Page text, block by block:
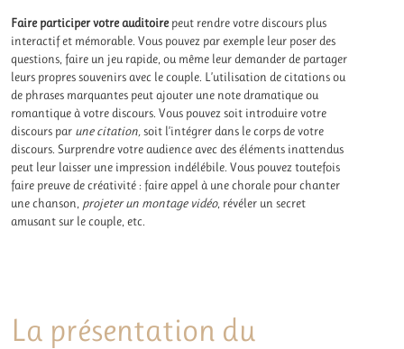
Faire participer votre auditoirepeut rendre votre discours plus
interactif et mémorable. Vous pouvez par exemple leur poser des
questions, faire un jeu rapide, ou même leur demander de partager
leurs propres souvenirs avec le couple. L’utilisation de citations ou
de phrases marquantes peut ajouter une note dramatique ou
romantique à votre discours. Vous pouvez soit introduire votre
discours par une citation, soit l’intégrer dans le corps de votre
discours. Surprendre votre audience avec des éléments inattendus
peut leur laisser une impression indélébile. Vous pouvez toutefois
faire preuve de créativité : faire appel à une chorale pour chanter
une chanson, projeter un montage vidéo, révéler un secret
amusant sur le couple, etc.
La présentation du